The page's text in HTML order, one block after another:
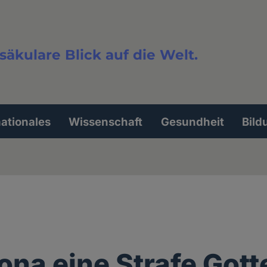
Blick auf die Welt.
Wissenschaft Gesundheit